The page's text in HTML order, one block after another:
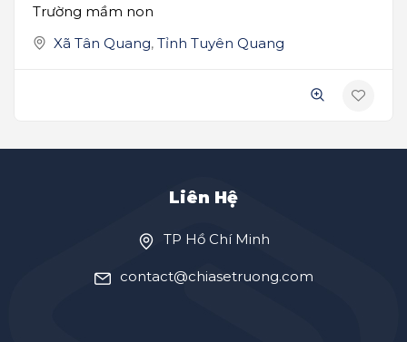
Trường mầm non
Xã Tân Quang, Tỉnh Tuyên Quang
Liên Hệ
TP Hồ Chí Minh
contact@chiasetruong.com